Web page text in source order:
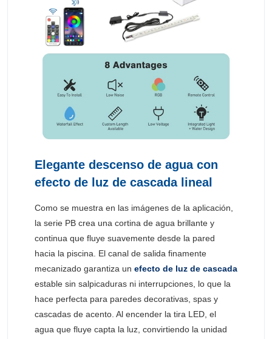
Elegante descenso de agua con
efecto de luz de cascada lineal
Como se muestra en las imágenes de la aplicación,
la serie PB crea una cortina de agua brillante y
continua que fluye suavemente desde la pared
hacia la piscina. El canal de salida finamente
mecanizado garantiza un efecto de luz de cascada
estable sin salpicaduras ni interrupciones, lo que la
hace perfecta para paredes decorativas, spas y
cascadas de acento. Al encender la tira LED, el
agua que fluye capta la luz, convirtiendo la unidad